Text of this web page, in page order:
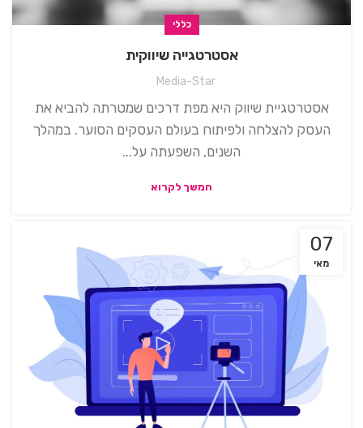
כללי
אסטרטגייה שיווקית
Media-Star
אסטרטגיית שיווק היא מפת דרכים שמטרתה להביא את
העסק להצלחה ולפיתוח בעולם העסקים הסוער. במהלך
השנים, השפעתה על...
המשך לקרוא
07
מאי